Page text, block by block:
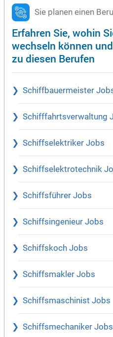
Sie planen einen
Erfahren Sie, wohin
wechseln können
zu diesen Berufen
Schiffbauermeister
Schifffahrtsverwaltung
Schiffselektriker Jobs
Schiffselektrotechnik
Schiffsführer Jobs
Schiffsingenieur Jobs
Schiffskoch Jobs
Schiffsmakler Jobs
Schiffsmaschinist Jobs
Schiffsmechaniker Jobs